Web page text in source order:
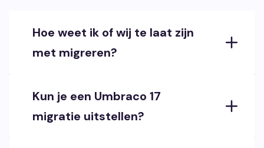
Hoe weet ik of wij te laat zijn
met migreren?
Kun je een Umbraco 17
migratie uitstellen?